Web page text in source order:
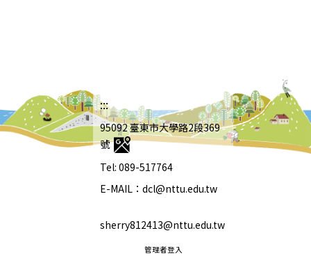
:::
95092 臺東市大學路2段369
號
Tel: 089-517764
E-MAIL：dcl@nttu.edu.tw
sherry812413@nttu.edu.tw
管理者登入